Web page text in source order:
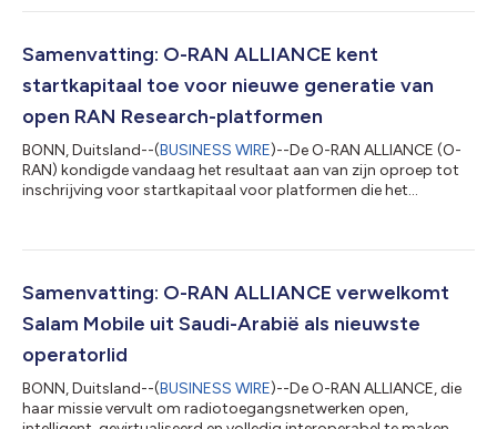
Global PlugFests zijn periodieke evenementen die worden
een efficiënte voortgang van het O-RAN-ecosysteem mogelijk
te maken door middel van goed georganise...
Samenvatting: O-RAN ALLIANCE kent
startkapitaal toe voor nieuwe generatie van
open RAN Research-platformen
BONN, Duitsland--(BUSINESS WIRE)--De O-RAN ALLIANCE (O-
RAN) kondigde vandaag het resultaat aan van zijn oproep tot
inschrijving voor startkapitaal voor platformen die het
ondersteunen. Deze bekendmaking is officieel geldend in de
en moeten worden vergeleken met de tekst in de brontaal, die
als enige rechtsgeldig is....
Samenvatting: O-RAN ALLIANCE verwelkomt
Salam Mobile uit Saudi-Arabië als nieuwste
operatorlid
BONN, Duitsland--(BUSINESS WIRE)--De O-RAN ALLIANCE, die
haar missie vervult om radiotoegangsnetwerken open,